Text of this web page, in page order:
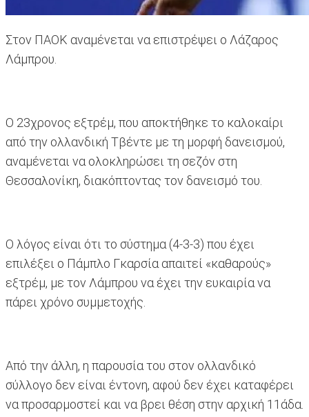
Στον ΠΑΟΚ αναμένεται να επιστρέψει ο Λάζαρος
Λάμπρου.
Ο 23χρονος εξτρέμ, που αποκτήθηκε το καλοκαίρι
από την ολλανδική Τβέντε με τη μορφή δανεισμού,
αναμένεται να ολοκληρώσει τη σεζόν στη
Θεσσαλονίκη, διακόπτοντας τον δανεισμό του.
Ο λόγος είναι ότι το σύστημα (4-3-3) που έχει
επιλέξει ο Πάμπλο Γκαρσία απαιτεί «καθαρούς»
εξτρέμ, με τον Λάμπρου να έχει την ευκαιρία να
πάρει χρόνο συμμετοχής.
Από την άλλη, η παρουσία του στον ολλανδικό
σύλλογο δεν είναι έντονη, αφού δεν έχει καταφέρει
να προσαρμοστεί και να βρει θέση στην αρχική 11άδα.